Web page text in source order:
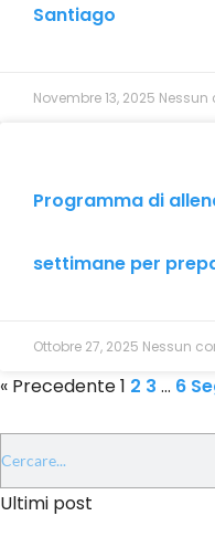
Santiago
Novembre 13, 2025
Programma di
settimane per
Ottobre 27, 2025 Nessun
« Precedente1 2 3 … 6
Ultimi post